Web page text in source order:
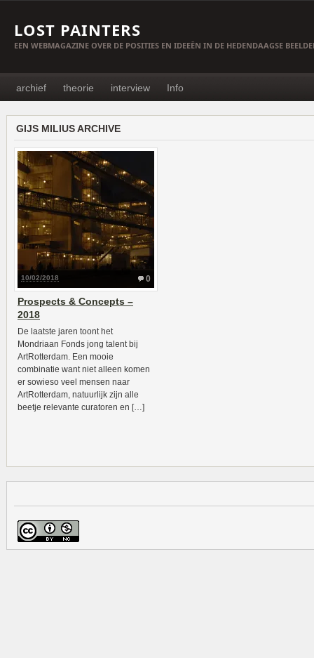
LOST PAINTERS
EEN WEBMAGAZINE OVER DE POSITIES EN IDEEËN IN DE HEDENDAAGSE
archief theorie interview Info
GIJS MILIUS ARCHIVE
0
10/02/2018
Prospects & Concepts –
2018
De laatste jaren toont het
Mondriaan Fonds jong talent bij
ArtRotterdam. Een mooie
combinatie want niet alleen komen
er sowieso veel mensen naar
ArtRotterdam, natuurlijk zijn alle
beetje relevante curatoren en […]